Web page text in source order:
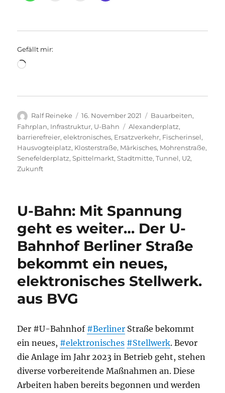
Gefällt mir:
Wird
Autor
Ralf Reineke
Veröffentlicht
am
16. November 2021 Kategorien
Bauarbeiten,
Fahrplan, Infrastruktur, U-Bahn Schlagwörter
Alexanderplatz,
barrierefreier,elektronisches, Ersatzverkehr, Fischerinsel,
Hausvogteiplatz, Klosterstraße, Märkisches, Mohrenstraße,
Senefelderplatz,Spittelmarkt,Stadtmitte,Tunnel, U2,
Zukunft
U-Bahn: Mit Spannung
geht es weiter… Der U-
Bahnhof Berliner Straße
bekommt ein neues,
elektronisches Stellwerk.
aus BVG
Der #U-Bahnhof #Berliner Straße bekommt
ein neues, #elektronisches #Stellwerk. Bevor
die Anlage im Jahr 2023 in Betrieb geht, stehen
diverse vorbereitende Maßnahmen an. Diese
Arbeiten haben bereits begonnen und werden